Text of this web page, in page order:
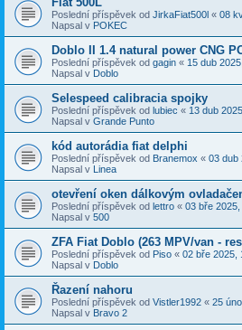
Poslední příspěvek od JirkaFiat500l « 08
Napsal v POKEC
Doblo II 1.4 natural power CNG
Poslední příspěvek od gagin « 15 dub
Napsal v Doblo
Selespeed calibracia spojky
Poslední příspěvek od lubiec « 13 dub
Napsal v Grande Punto
kód autorádia fiat delphi
Poslední příspěvek od Branemox « 03 dub
Napsal v Linea
otevření oken dálkovým
Poslední příspěvek od lettro « 03 bře
Napsal v 500
ZFA Fiat Doblo (263 MPV/van -
Poslední příspěvek od Piso « 02 bře 2025,
Napsal v Doblo
Řazení nahoru
Poslední příspěvek od Vistler1992 « 25
Napsal v Bravo 2